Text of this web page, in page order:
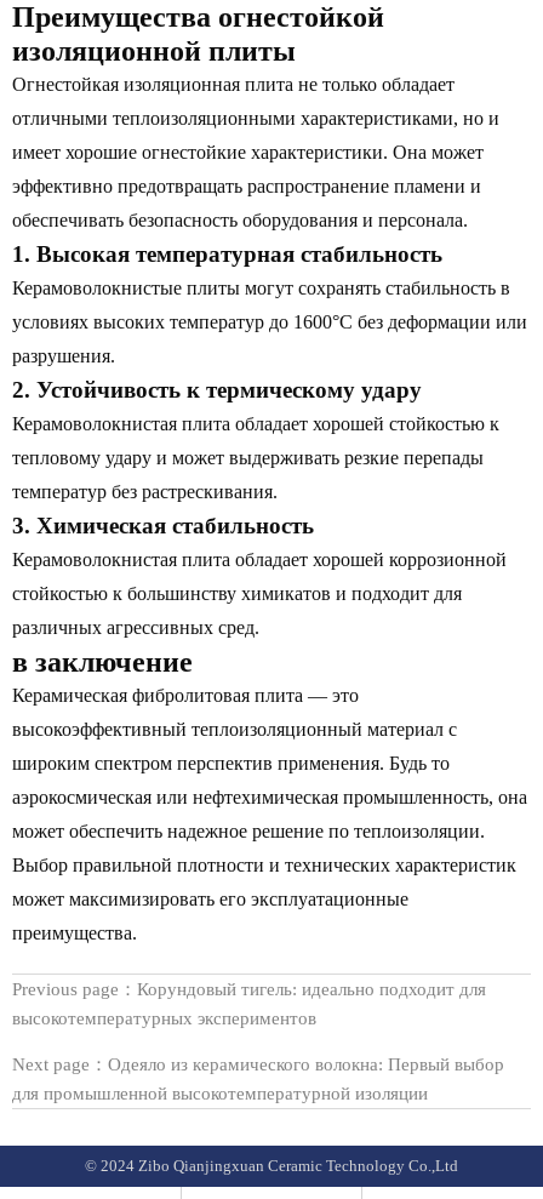
Преимущества огнестойкой
изоляционной плиты
Огнестойкая изоляционная плита не только обладает
отличными теплоизоляционными характеристиками, но и
имеет хорошие огнестойкие характеристики. Она может
эффективно предотвращать распространение пламени и
обеспечивать безопасность оборудования и персонала.
1. Высокая температурная стабильность
Керамоволокнистые плиты могут сохранять стабильность в
условиях высоких температур до 1600°C без деформации или
разрушения.
2. Устойчивость к термическому удару
Керамоволокнистая плита обладает хорошей стойкостью к
тепловому удару и может выдерживать резкие перепады
температур без растрескивания.
3. Химическая стабильность
Керамоволокнистая плита обладает хорошей коррозионной
стойкостью к большинству химикатов и подходит для
различных агрессивных сред.
в заключение
Керамическая фибролитовая плита — это
высокоэффективный теплоизоляционный материал с
широким спектром перспектив применения. Будь то
аэрокосмическая или нефтехимическая промышленность, она
может обеспечить надежное решение по теплоизоляции.
Выбор правильной плотности и технических характеристик
может максимизировать его эксплуатационные
преимущества.
Previous page： Корундовый тигель: идеально подходит для
высокотемпературных экспериментов
Next page： Одеяло из керамического волокна: Первый выбор
для промышленной высокотемпературной изоляции
© 2024 Zibo Qianjingxuan Ceramic Technology Co.,Ltd